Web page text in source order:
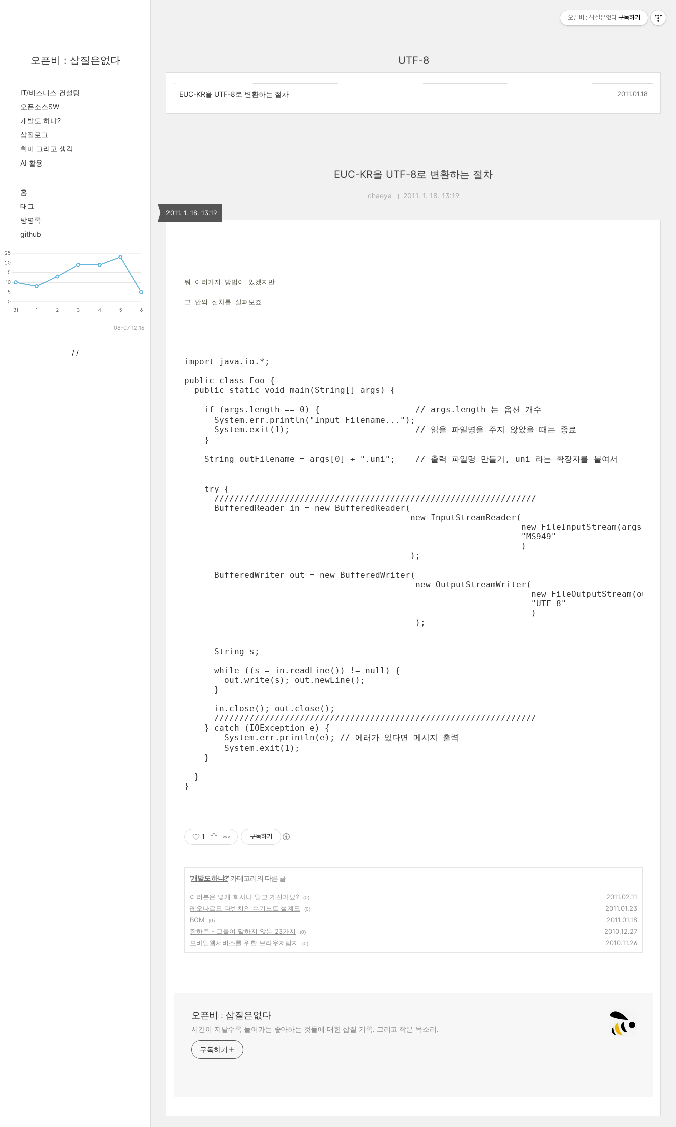
오픈비 : 삽질은없다
IT/비즈니스 컨설팅
오픈소스SW
개발도 하냐?
삽질로그
취미 그리고 생각
AI 활용
홈
태그
방명록
github
08-07 12:16
/ /
UTF-8
EUC-KR을 UTF-8로 변환하는 절차 2011.01.18
EUC-KR을 UTF-8로 변환하는 절차
chaeya 2011. 1. 18. 13:19
2011. 1. 18. 13:19
뭐 여러가지 방법이 있겠지만
그 안의 절차를 살펴보죠
import java.io.*;
public class Foo {
  public static void main(String[] args) {
    if (args.length == 0) {                   // args.length 는 옵션 개수
      System.err.println("Input Filename...");
      System.exit(1);                         // 읽을 파일명을 주지 않았을 때는 종료
    }
    String outFilename = args[0] + ".uni";    // 출력 파일명 만들기, uni 라는 확장자를 붙여서
    try {
      ////////////////////////////////////////////////////////////////
      BufferedReader in = new BufferedReader(
                                             new InputStreamReader(
                                                                   new FileInputStream(args[0]),
                                                                   "MS949"
                                                                   )
                                             );
      BufferedWriter out = new BufferedWriter(
                                              new OutputStreamWriter(
new
                                                                     "UTF-8"
                                                                     )
                                              );
      String s;
      while ((s = in.readLine()) != null) {
        out.write(s); out.newLine();
      }
      in.close(); out.close();
      ////////////////////////////////////////////////////////////////
    } catch (IOException e) {
        System.err.println(e); // 에러가 있다면 메시지 출력
        System.exit(1);
    }
  }
1 구독하기
'개발도 하냐?' 카테고리의 다른 글
여러분은 몇개 회사나 알고 계신가요? (0)
2011.02.11
레오나르도 다빈치의 수기노트 설계도
(0)
2011.01.23
BOM
(0)
2011.01.18
장하준 - 그들이 말하지 않는 23가지
(0)
2010.12.27
모바일웹서비스를 위한 브라우저탐지
(0) 2010.11.26
오픈비 : 삽질은없다
시간이 지날수록 늘어가는 좋아하는 것들에 대한 삽질 기록. 그리고 작은 목소리.
구독하기
오픈비 : 삽질은없다 구독하기